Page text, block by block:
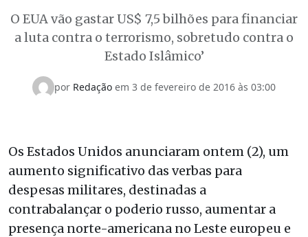
O EUA vão gastar US$ 7,5 bilhões para financiar
a luta contra o terrorismo, sobretudo contra o
Estado Islâmico’
por Redação em 3 de fevereiro de 2016 às 03:00
Os Estados Unidos anunciaram ontem (2), um
aumento significativo das verbas para
despesas militares, destinadas a
contrabalançar o poderio russo, aumentar a
presença norte-americana no Leste europeu e